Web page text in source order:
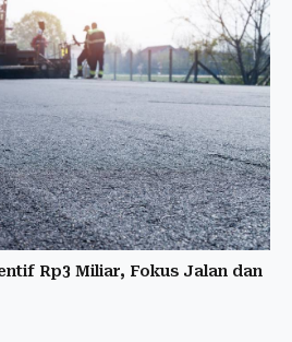
Rp3 Miliar, Fokus Jalan dan